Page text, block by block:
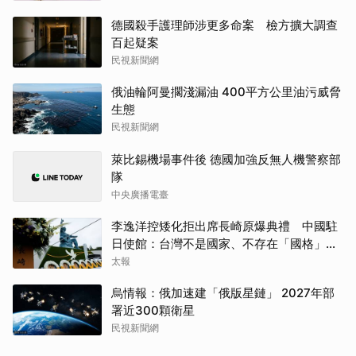
德國殺手護理師涉更多命案 檢方擴大調查
百起疑案
民視新聞網
俄油輪阿曼擱淺漏油 400平方公里油污威脅
生態
民視新聞網
萊比錫機場事件後 德國加強反無人機警察部
隊
中央廣播電臺
李逸洋控矮化拒出席長崎原爆典禮 中國駐
日使館：台灣不是國家、不存在「國格」一
說
太報
烏情報：俄加速建「俄版星鏈」 2027年部
署近300顆衛星
民視新聞網